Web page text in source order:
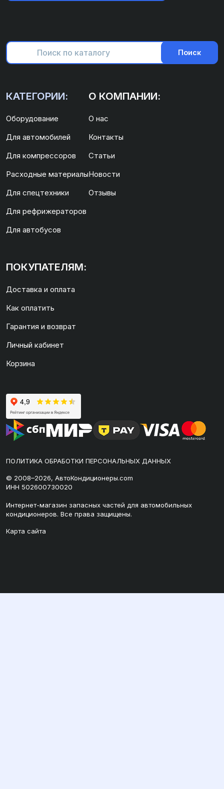
Поиск
КАТЕГОРИИ:
Оборудование
Для автомобилей
Для компрессоров
Расходные материалы
Для спецтехники
Для рефрижераторов
Для автобусов
О КОМПАНИИ:
О нас
Контакты
Статьи
Новости
Отзывы
ПОКУПАТЕЛЯМ:
Доставка и оплата
Как оплатить
Гарантия и возврат
Личный кабинет
Корзина
ПОЛИТИКА ОБРАБОТКИ ПЕРСОНАЛЬНЫХ ДАННЫХ
© 2008–2026, АвтоКондиционеры.com
ИНН 502600730020
Интернет-магазин запасных частей для автомобильных
кондиционеров. Все права защищены.
Карта сайта